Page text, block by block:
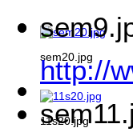
sem20.jpg
11s20.jpg
http://